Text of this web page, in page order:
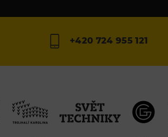
+420 724 955 121